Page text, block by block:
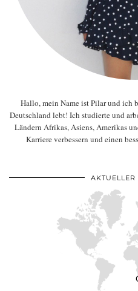
Hallo, mein Name ist Pilar und ich
Deutschland lebt! Ich studierte und
Ländern Afrikas, Asiens, Amerikas
Karriere verbessern und einen